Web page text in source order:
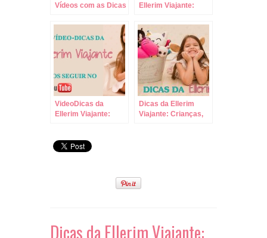
Vídeos com as Dicas
Ellerim Viajante!!!
Ellerim Viajante:
Tamanho de Sapato
Comprar em
Viagens!
VideoDicas da
Ellerim Viajante:
para Viagens de
Carro!
Dicas da Ellerim
Viajante: Crianças,
Dicas da Ellerim Viajante: